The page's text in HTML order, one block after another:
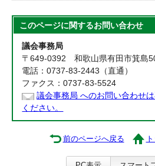
このページに関するお問い合わせ
議会事務局
〒649-0392 和歌山県有田市箕島
電話：0737-83-2443（直通）
ファクス：0737-83-5524
議会事務局 へのお問い合わせ
ください。
前のページへ戻る